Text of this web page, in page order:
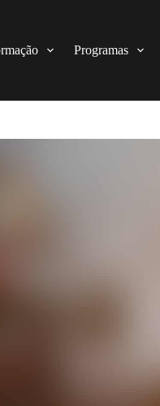
Programas